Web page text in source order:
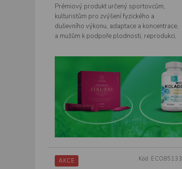
Prémiový produkt určený sportovcům,
kulturistům pro zvýšení fyzického a
duševního výkonu, adaptace a koncentrace,
a mužům k podpoře plodnosti, reprodukci,
AKCE Kód: ECO85133